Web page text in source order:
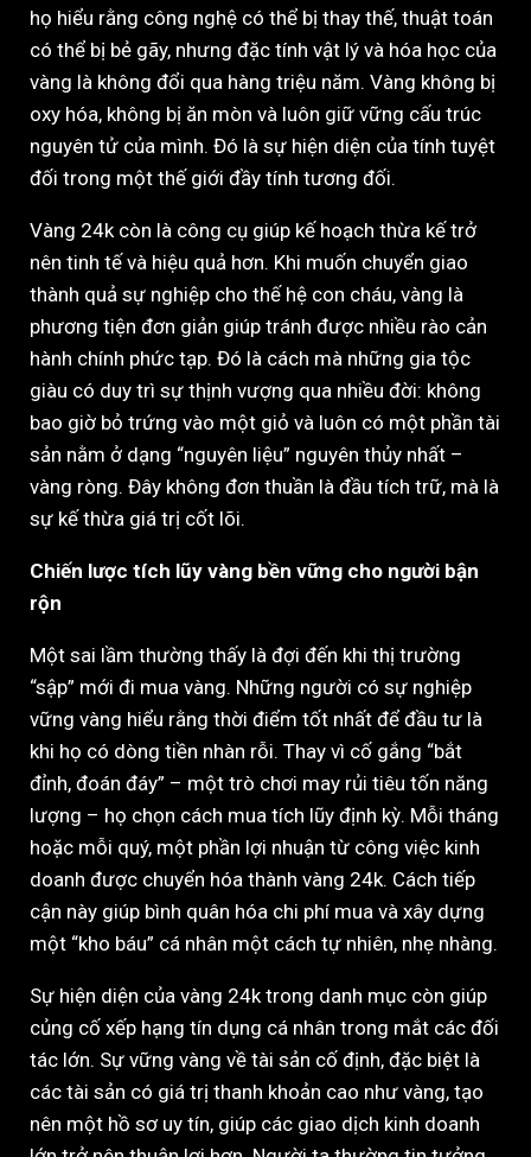
họ hiểu rằng công nghệ có thể bị thay thế, thuật toán
có thể bị bẻ gãy, nhưng đặc tính vật lý và hóa học của
vàng là không đổi qua hàng triệu năm. Vàng không bị
oxy hóa, không bị ăn mòn và luôn giữ vững cấu trúc
nguyên tử của mình. Đó là sự hiện diện của tính tuyệt
đối trong một thế giới đầy tính tương đối.
Vàng 24k còn là công cụ giúp kế hoạch thừa kế trở
nên tinh tế và hiệu quả hơn. Khi muốn chuyển giao
thành quả sự nghiệp cho thế hệ con cháu, vàng là
phương tiện đơn giản giúp tránh được nhiều rào cản
hành chính phức tạp. Đó là cách mà những gia tộc
giàu có duy trì sự thịnh vượng qua nhiều đời: không
bao giờ bỏ trứng vào một giỏ và luôn có một phần tài
sản nằm ở dạng “nguyên liệu” nguyên thủy nhất –
vàng ròng. Đây không đơn thuần là đầu tích trữ, mà là
sự kế thừa giá trị cốt lõi.
Chiến lược tích lũy vàng bền vững cho người bận
rộn
Một sai lầm thường thấy là đợi đến khi thị trường
“sập” mới đi mua vàng. Những người có sự nghiệp
vững vàng hiểu rằng thời điểm tốt nhất để đầu tư là
khi họ có dòng tiền nhàn rỗi. Thay vì cố gắng “bắt
đỉnh, đoán đáy” – một trò chơi may rủi tiêu tốn năng
lượng – họ chọn cách mua tích lũy định kỳ. Mỗi tháng
hoặc mỗi quý, một phần lợi nhuận từ công việc kinh
doanh được chuyển hóa thành vàng 24k. Cách tiếp
cận này giúp bình quân hóa chi phí mua và xây dựng
một “kho báu” cá nhân một cách tự nhiên, nhẹ nhàng.
Sự hiện diện của vàng 24k trong danh mục còn giúp
củng cố xếp hạng tín dụng cá nhân trong mắt các đối
tác lớn. Sự vững vàng về tài sản cố định, đặc biệt là
các tài sản có giá trị thanh khoản cao như vàng, tạo
nên một hồ sơ uy tín, giúp các giao dịch kinh doanh